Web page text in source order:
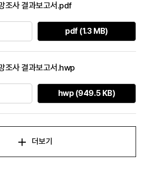
조사 결과보고서.pdf
pdf (1.3 MB)
조사 결과보고서.hwp
hwp (949.5 KB)
더보기